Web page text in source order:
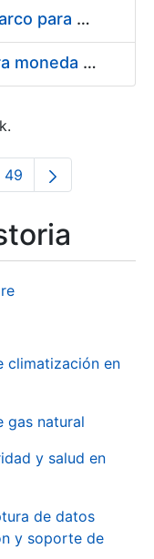
Contratación de acuerdo marco para el Suministro de Material de Electricidad para la Fábrica Nacional de Moneda y Timbre-Real Casa de la Moneda en su centro de trabajo de Burgos
Suministro de estuches para moneda de 30 €
Pages Use
Orrialdea
49
climatización en
gas natural
y salud en
de datos
y soporte de